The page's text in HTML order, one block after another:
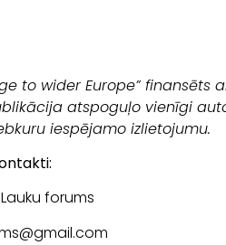
wider Europe” finansēts
atspoguļo vienīgi
iespējamo izlietojumu.
forums